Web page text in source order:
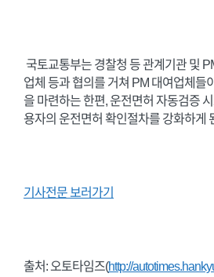
국토교통부는 경찰청 등 관계기관 및
업체 등과 협의를 거쳐 PM 대여업체들
을 마련하는 한편, 운전면허 자동검증
용자의 운전면허 확인절차를 강화하게
기사전문 보러가기
출처: 오토타임즈(http://